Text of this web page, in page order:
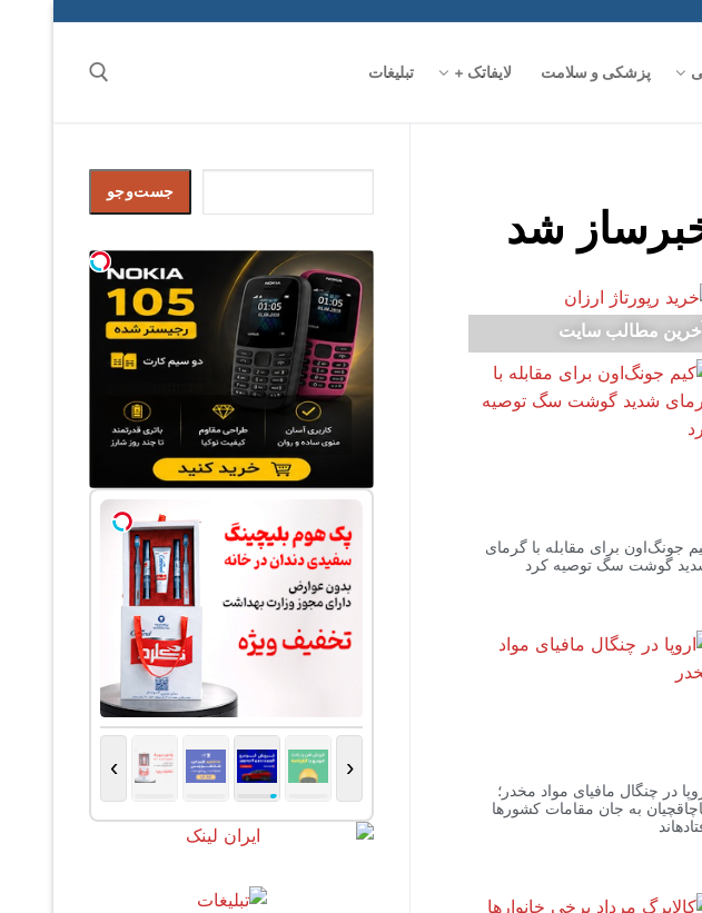
پزشکی و سلامت لایفاتک + تبلیغات
شد
مطالب سایت
جونگ‌اون برای مقابله با گرمای
گوشت سگ توصیه کرد
در چنگال مافیای مواد مخدر؛
به جان مقامات کشورها
جست‌وجو
‹
›